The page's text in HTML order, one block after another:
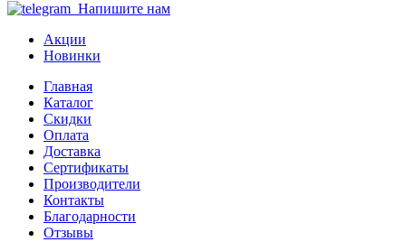
Напишите нам
Акции
Новинки
Главная
Каталог
Скидки
Оплата
Доставка
Сертификаты
Производители
Контакты
Благодарности
Отзывы